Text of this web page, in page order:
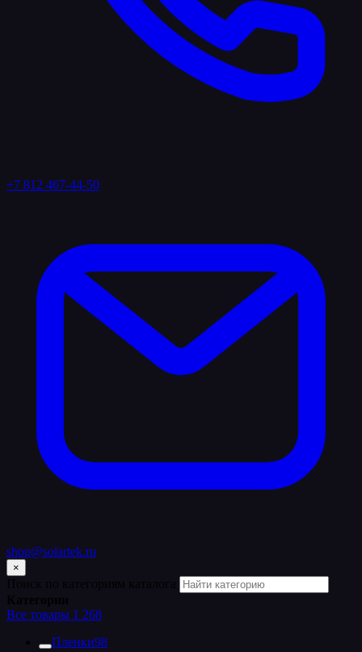
+7 812 467-44-50
shop@solartek.ru
×
Все товары 1 268
Пленки98